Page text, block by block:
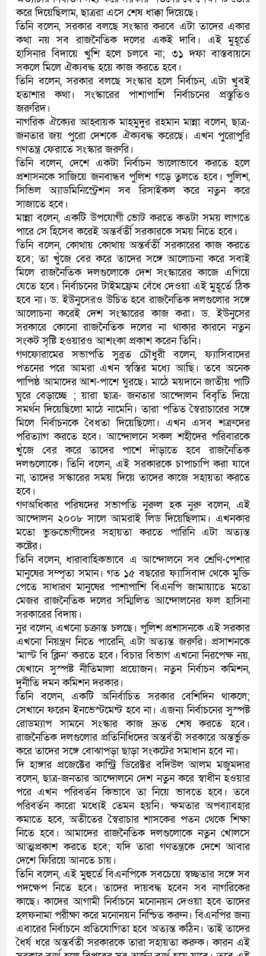
করে দিয়েছিলাম, ছাত্ররা এসে শেষ ধাক্কা দিয়েছে।
তিনি বলেন, সরকার বলছে সংস্কার করবে এটা তাদের একার
কথা নয় সব রাজনৈতিক দলের একই দাবি। এই মুহূর্তে
হাসিনার বিদায়ে খুশি হলে চলবে না; ৩১ দফা বাস্তবায়নে
সকলে মিলে ঐক্যবদ্ধ হয়ে কাজ করতে হবে।
তিনি বলেন, সরকার বলছে সংস্কার হলে নির্বাচন, এটা খুবই
হতাশার কথা। সংস্কারের পাশাপাশি নির্বাচনের প্রস্তুতিও
জরুরিদ।
নাগরিক ঐক্যের আহ্বায়ক মাহমুদুর রহমান মান্না বলেন, ছাত্র-
জনতার জয় পুরো দেশকে ঐক্যবদ্ধ করেছে। এখন পুরোপুরি
গণতন্ত্র ফেরাতে সংস্কার জরুরি।
তিনি বলেন, দেশে একটা নির্বাচন ভালোভাবে করতে হলে
প্রশাসনকে সাজিয়ে জনবান্ধব পুলিশ গড়ে তুলতে হবে। পুলিশ,
সিভিল অ্যাডমিনিস্ট্রেশন সব রিসাইকল করে নতুন করে
সাজাতে হবে।
মান্না বলেন, একটি উপযোগী ভোট করতে কতটা সময় লাগতে
পারে সে হিসেব করেই অন্তর্বর্তী সরকারকে সময় নিতে হবে।
তিনি বলেন, কোথায় কোথায় অন্তর্বর্তী সরকারের কাজ করতে
হবে; তা খুঁজে বের করে তাদের সঙ্গে আলোচনা করে সবাই
মিলে রাজনৈতিক দলগুলোকে দেশ সংস্কারের কাজে এগিয়ে
যেতে হবে। নির্বাচনের টাইমফ্রেম বেঁধে দেওয়া এই মুহূর্তে ঠিক
হবে না। ড. ইউনুসেরও উচিত হবে রাজনৈতিক দলগুলোর সঙ্গে
আলোচনা করেই দেশ সংস্কারের কাজ করা। ড. ইউনুসের
সরকারে কোনো রাজনৈতিক দলের না থাকার কারনে নতুন
সংকট সৃষ্টি হওয়ারও আশংকা প্রকাশ করেন তিনি।
গণফোরামের সভাপতি সুব্রত চৌধুরী বলেন, ফ্যাসিবাদের
পতনের পরে আমরা এখন স্বস্তির মধ্যে আছি। তবে অনেক
পাপিষ্ঠ আমাদের আশ-পাশে ঘুরছে। মাঠে ময়দানে জাতীয় পাটি
ঘুরে বেড়াচ্ছে ; য়ারা ছাত্র- জনতার আন্দোলন বিবৃতি দিয়ে
সমর্থন দিয়েছিলো মাঠে নামেনি। তারা পতিত স্বৈরাচারের সঙ্গে
মিলে নির্বাচনকে বৈধতা দিয়েছিলো। এখন এসব শত্রুদের
পরিত্যাগ করতে হবে। আন্দোলনে সকল শহীদের পরিবারকে
খুঁজে বের করে তাদের পাশে দাঁড়াতে হবে রাজনৈতিক
দলগুলোকে। তিনি বলেন, এই সরকারকে চাপাচাপি করা যাবে
না, তাদের সস্কারের সময় দিয়ে তাদের কাজে সহায়তা করতে
হবে।
গণঅধিকার পরিষদের সভাপতি নুরুল হক নুরু বলেন, এই
আন্দোলন ২০০৮ সালে আমরাই লিড দিয়েছিলাম। এখনকার
মতো ভুক্তভোগীদের সহায়তা করতে পারিনি এটা অত্যন্ত
কষ্টের।
তিনি বলেন, ধারাবাহিকভাবে এ আন্দোলনে সব শ্রেণি-পেশার
মানুষের সম্পৃতা সমান। গত ১৫ বছরের ফ্যাসিবাদ থেকে মুক্তি
পেতে সাধারণ মানুষের পাশাপাশি বিএনপি জামায়াতে মতো
মেজর রাজনৈতিক দলের সম্মিলিত আন্দোলনের ফল হাসিনা
সরকারের বিদায়।
নুর বলেন, এখনো চক্রান্ত চলছে। পুলিশ প্রশাসনকে এই সরকার
এখনো নিয়ন্ত্রণ নিতে পারেনি, এটা অত্যন্ত জরুরি। প্রসাশনকে
‘মাস্ট বি ক্লিন’ করতে হবে। বিচার বিভাগ এখনো নিরপেক্ষ নয়,
যেখানে সুস্পষ্ট নীতিমালা প্রয়োজন। নতুন নির্বাচন কমিশন,
দুনীতি দমন কমিশন দরকার।
তিনি বলেন, একটি অনির্বাচিত সরকার বেশিদিন থাকলে;
সেখানে ফরেন ইনভেস্টমেন্ট হবে না। এজন্য নির্বাচনের সুস্পষ্ট
রোডম্যাপ সামনে সংস্কার কাজ দ্রুত শেষ করতে হবে।
রাজনৈতিক দলগুলোর প্রতিনিধিদের অন্তর্বতী সরকারে অন্তর্ভুক্ত
করে তাদের সঙ্গে বোঝাপড়া ছাড়া সংকটের সমাধান হবে না।
দি হাঙ্গার প্রজেক্টের কান্ট্রি ডিরেক্টর বদিউল আলম মজুমদার
বলেন, ছাত্র-জনতার আন্দোলনে দেশ নতুন করে স্বাধীন হওয়ার
পরে এখন পরিবর্তন কিভাবে তা নিয়ে ভাবতে হবে। তবে
পরিবর্তন কারো মধ্যেই তেমন হয়নি। ক্ষমতার অপব্যাবহার
কমাতে হবে, অতীতের স্বৈরাচার শাসকের পতন থেকে শিক্ষা
নিতে হবে। আমাদের রাজনৈতিক দলগুলোকে নতুন খোলসে
আত্মপ্রকাশ করতে হবে; যদি তারা গণতন্ত্রকে দেশে আবার
দেশে ফিরিয়ে আনতে চায়।
তিনি বলেন, এই মুহুর্তে বিএনপিকে সবচেয়ে স্বচ্ছতার সঙ্গে সব
পদক্ষেপ নিতে হবে। তাদের দায়বদ্ধ হবেন সব নাগরিকের
কাছে। কাদের আগামী নির্বাচনে মনোনয়ন দেওয়া হবে তাদের
হলফনামা পরীক্ষা করে মনোনয়ন নিশ্চিত করুন। বিএনপির জন্য
এবারের নির্বাচনে প্রতিযোগিতা হবে অত্যন্ত কঠিন। তাই তাদের
ধৈর্য ধরে অন্তর্বতী সরকারকে তারা সহায়তা করুক। কারন এই